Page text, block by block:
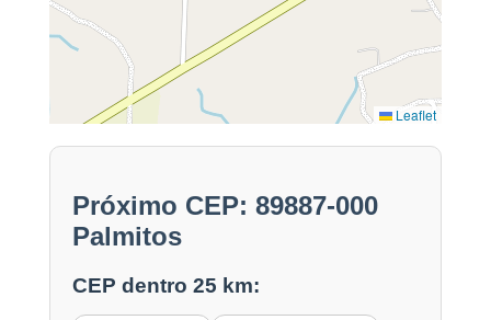
Leaflet
Próximo CEP: 89887-000
Palmitos
CEP dentro 25 km: